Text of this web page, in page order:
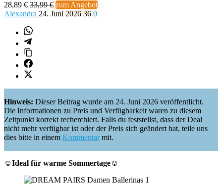
28,89 € 33,99 € zum Angebot
Alexandra 24. Juni 2026 36 0
Hinweis: Dieser Beitrag wurde am 24. Juni 2026 veröffentlicht.
Die Informationen zu Preis und Verfügbarkeit waren zu diesem
Zeitpunkt korrekt recherchiert. Falls du feststellst, dass der Deal
nicht mehr verfügbar ist oder der Preis sich geändert hat, teile uns
dies bitte in einem Kommentarmit.
☺️Ideal für warme Sommertage☺️